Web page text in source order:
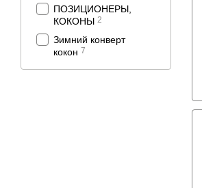
ПОЗИЦИОНЕРЫ,
КОКОНЫ 2
Зимний конверт
кокон 7